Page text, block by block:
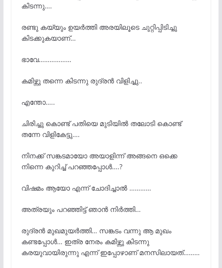
കിടന്നു….
രണ്ടു കയ്യും ഉയർത്തി അരയിലൂടെ ചുറ്റിപ്പിടിച്ചു
കിടക്കുകയാണ്…
ഭാവേ………………
കമിഴ്ന്നു തന്നെ കിടന്നു രുദ്രൻ വിളിച്ചു..
എന്തോ…..
ചിരിച്ചു കൊണ്ട് പതിയെ മുടിയിൽ തലോടി കൊണ്ട്
തന്നേ വിളികേട്ടു….
നിനക്ക് സങ്കടമായോ അയാളിന്ന് അങ്ങനെ ഒക്കെ
നിന്നെ കുറിച്ച് പറഞ്ഞപ്പോൾ….?
വിഷമം ആയോ എന്ന് ചോദിച്ചാൽ …………
അത്രയും പറഞ്ഞിട്ട് ഞാൻ നിർത്തി…
രുദ്രൻ മുഖമുയർത്തി… സങ്കടം വന്നു ആ മുഖം
കണ്ടപ്പോൾ… ഇത്ര നേരം കമിഴ്ന്നു കിടന്നു
കരയുവായിരുന്നു എന്ന് ഇപ്പോഴാണ് മനസിലായത്………